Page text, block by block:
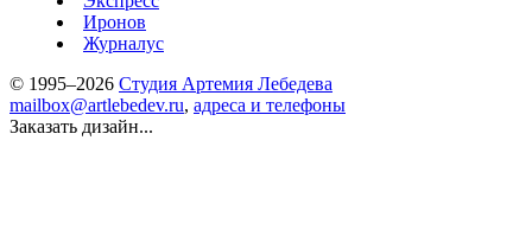
Иронов
Журналус
© 1995–2026 Студия Артемия Лебедева
mailbox@artlebedev.ru, адреса и телефоны
Заказать дизайн...